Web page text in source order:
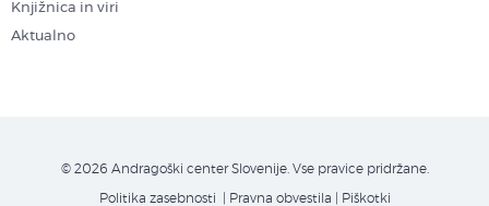
Knjižnica in viri
Aktualno
© 2026 Andragoški center Slovenije. Vse pravice pridržane.
Politika zasebnosti | Pravna obvestila Piškotki